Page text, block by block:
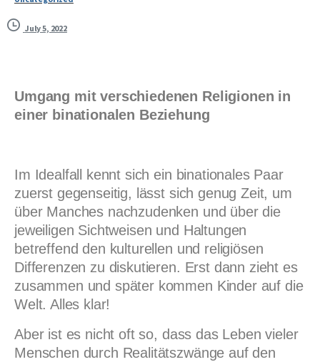
July 5, 2022
Umgang mit verschiedenen Religionen in
einer binationalen Beziehung
Im Idealfall kennt sich ein binationales Paar
zuerst gegenseitig, lässt sich genug Zeit, um
über Manches nachzudenken und über die
jeweiligen Sichtweisen und Haltungen
betreffend den kulturellen und religiösen
Differenzen zu diskutieren. Erst dann zieht es
zusammen und später kommen Kinder auf die
Welt. Alles klar!
Aber ist es nicht oft so, dass das Leben vieler
Menschen durch Realitätszwänge auf den